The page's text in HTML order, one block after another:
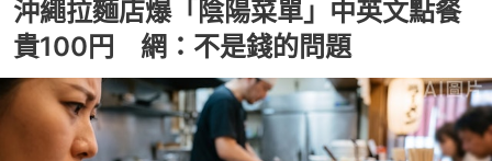
沖繩拉麵店爆「陰陽菜單」中英文點餐
貴100円 網：不是錢的問題